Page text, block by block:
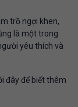
trồ ngợi khen,
là một trong
yêu thích và
đây để biết thêm